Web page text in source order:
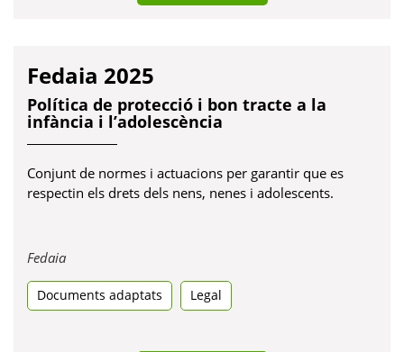
Fedaia 2025
Política de protecció i bon tracte a la
infància i l’adolescència
Conjunt de normes i actuacions per garantir que es
respectin els drets dels nens, nenes i adolescents.
FedaiaObre
una
pestanya
Documents adaptats Legal